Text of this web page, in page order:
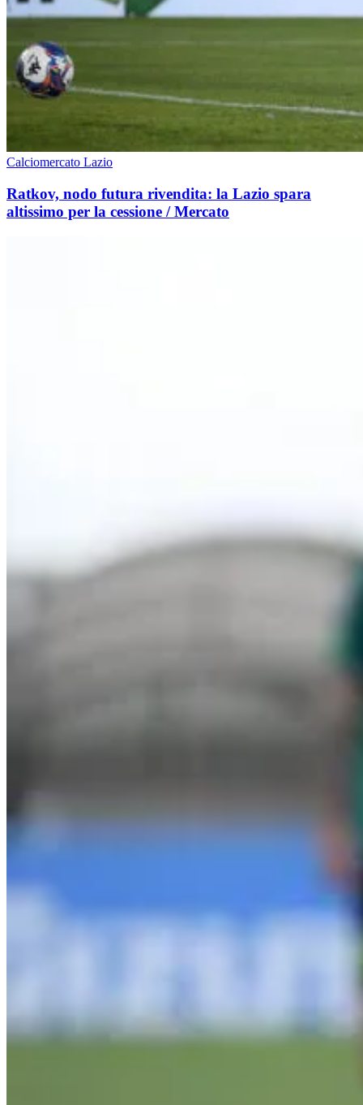
Calciomercato Lazio
Ratkov, nodo futura rivendita: la Lazio spara
altissimo per la cessione / Mercato